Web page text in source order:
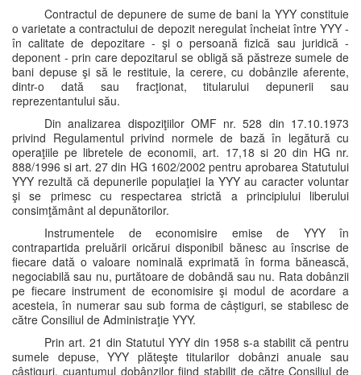
Contractul de depunere de sume de bani la YYY constituie
o varietate a contractului de depozit neregulat încheiat între YYY -
în calitate de depozitare - şi o persoană fizică sau juridică -
deponent - prin care depozitarul se obligă să păstreze sumele de
bani depuse şi să le restituie, la cerere, cu dobânzile aferente,
dintr-o dată sau fracţionat, titularului depunerii sau
reprezentantului său.
Din analizarea dispoziţiilor OMF nr. 528 din 17.10.1973
privind Regulamentul privind normele de bază în legătură cu
operaţiile pe libretele de economii, art. 17,18 si 20 din HG nr.
888/1996 si art. 27 din HG 1602/2002 pentru aprobarea Statutului
YYY rezultă că depunerile populaţiei la YYY au caracter voluntar
şi se primesc cu respectarea strictă a principiului liberului
consimţământ al depunătorilor.
Instrumentele de economisire emise de YYY în
contrapartida preluării oricărui disponibil bănesc au înscrise de
fiecare dată o valoare nominală exprimată în forma bănească,
negociabilă sau nu, purtătoare de dobândă sau nu. Rata dobânzii
pe fiecare instrument de economisire şi modul de acordare a
acesteia, în numerar sau sub forma de câștiguri, se stabilesc de
către Consiliul de Administraţie YYY.
Prin art. 21 din Statutul YYY din 1958 s-a stabilit că pentru
sumele depuse, YYY plăteşte titularilor dobânzi anuale sau
câştiguri, cuantumul dobânzilor fiind stabilit de către Consiliul de